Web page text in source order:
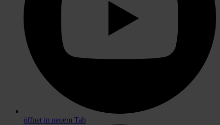
öffnet in neuem Tab